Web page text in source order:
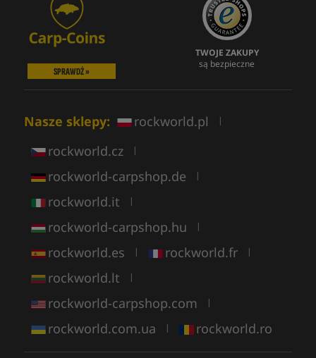
SPRAWDŹ »
TWOJE ZAKUPY
są bezpieczne
Nasze sklepy: rockworld.pl |
rockworld.cz |
rockworld-carpshop.de |
rockworld.it |
rockworld-carpshop.hu |
rockworld.es | rockworld.fr |
rockworld.lt |
rockworld-carpshop.com |
rockworld.com.ua | rockworld.ro